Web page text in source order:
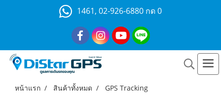
1461, 02-926-6880 กด 0
หน้าแรก สินค้าทั้งหมด
GPS Tracking